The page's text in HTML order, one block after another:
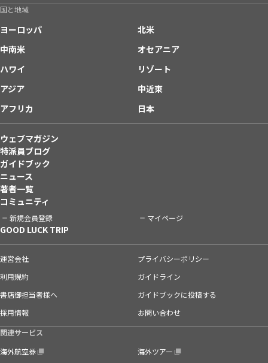
国と地域
ヨーロッパ
北米
中南米
オセアニア
ハワイ
リゾート
アジア
中近東
アフリカ
日本
ウェブマガジン
特派員ブログ
ガイドブック
ニュース
著者一覧
コミュニティ
新規会員登録 マイページ
GOOD LUCK TRIP
運営会社
プライバシーポリシー
利用規約
ガイドライン
書店御担当者様へ
ガイドブックに投稿する
採用情報
お問い合わせ
関連サービス
海外航空券
海外ツアー